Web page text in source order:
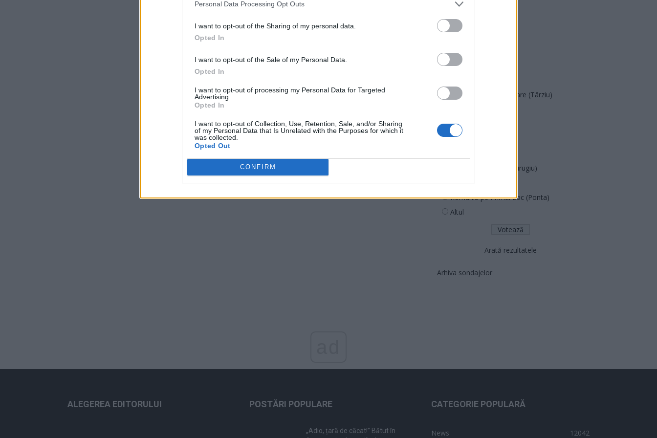
Personal Data Processing Opt Outs
I want to opt-out of the Sharing of my personal data.
Opted In
I want to opt-out of the Sale of my Personal Data.
Opted In
I want to opt-out of processing my Personal Data for Targeted
Advertising.
Opted In
I want to opt-out of Collection, Use, Retention, Sale, and/or Sharing
of my Personal Data that Is Unrelated with the Purposes for which it
was collected.
Opted Out
CONFIRM
PNȚMM
REPER
POT (Gavrilă)
Acțiunea Conservatoare (Târziu)
PUSL (D. Voiculescu)
PNȚCD (Pavelescu)
Partidul Patrioților (Surugiu)
FAR (Coarnă)
România pe Primul Loc (Ponta)
Altul
Arată rezultatele
Arhiva sondajelor
ALEGEREA EDITORULUI POSTĂRI POPULARE
„Adio, țară de căcat!” Bătut în
CATEGORIE POPULARĂ
News 12042